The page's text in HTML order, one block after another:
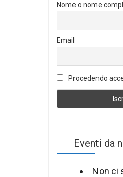
Nome o nome
Email
Procedendo
Eventi da
Non ci